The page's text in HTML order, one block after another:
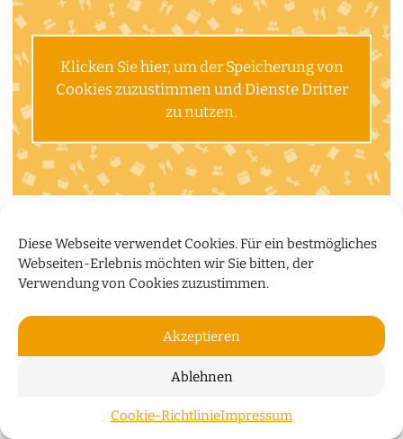
Diese Webseite verwendet Cookies. Für ein bestmögliches
Webseiten-Erlebnis möchten wir Sie bitten, der
Verwendung von Cookies zuzustimmen.
Akzeptieren
Ablehnen
Cookie-RichtlinieImpressum
Klicken Sie hier, um der Speicherung von
Cookies zuzustimmen und Dienste Dritter
zu nutzen.